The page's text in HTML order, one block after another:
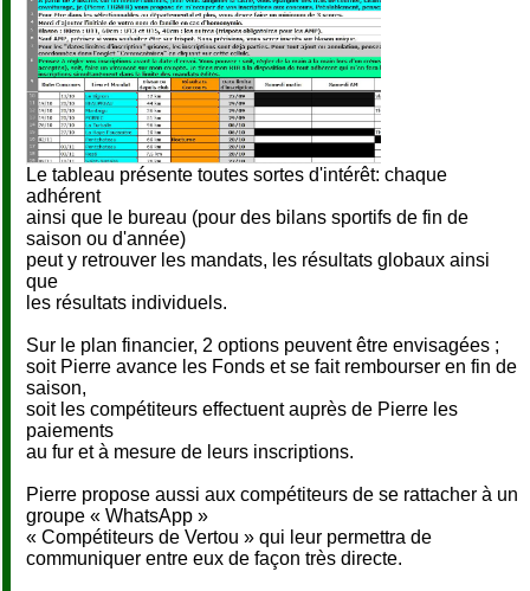
Le tableau présente toutes sortes d'intérêt: chaque
adhérent
ainsi que le bureau (pour des bilans sportifs de fin de
saison ou d'année)
peut y retrouver les mandats, les résultats globaux ainsi
que
les résultats individuels.
Sur le plan financier, 2 options peuvent être envisagées ;
soit Pierre avance les Fonds et se fait rembourser en fin de
saison,
soit les compétiteurs effectuent auprès de Pierre les
paiements
au fur et à mesure de leurs inscriptions.
Pierre propose aussi aux compétiteurs de se rattacher à un
groupe « WhatsApp »
« Compétiteurs de Vertou » qui leur permettra de
communiquer entre eux de façon très directe.